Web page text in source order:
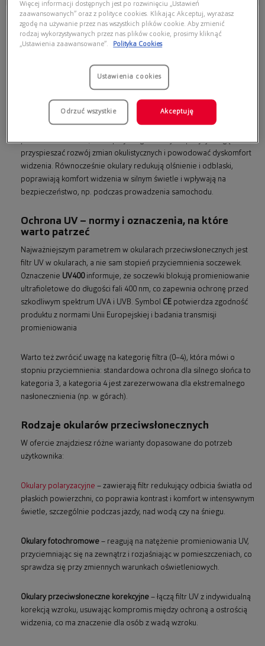
Okulary przeciwsłoneczne – jak
oczy i pasuje do Ciebie?
Okulary przeciwsłoneczneto nie tylko modny dodatek, ale przede
wszystkim skuteczna ochrona oczu przed promieniowaniem UV.
z odpowiednim filtremzabezpieczają delikatne struktury oka –
rogówkę, soczewkę i siatkówkę – przed szkodliwym działaniem
promieni UVA i UVB, które przy długotrwałej ekspozycji mogą
przyspieszać rozwój zmian okulistycznych i powodować dyskomfort
widzenia. Równocześnie okulary redukują olśnienie i odblaski,
poprawiają komfort widzenia w silnym świetle i wpływają na
bezpieczeństwo, np. podczas prowadzenia samochodu.
Ochrona UV – normy i oznaczenia, na które
warto patrzeć
Najważniejszym parametrem w okularach przeciwsłonecznych jest
filtr UV w okularach, a nie sam stopień przyciemnienia soczewek.
Oznaczenie UV400informuje, że soczewki blokują promieniowanie
ultrafioletowe do długości fali 400 nm, co zapewnia ochronę przed
szkodliwym spektrum UVA i UVB. Symbol CE potwierdza zgodność
produktu z normami Unii Europejskiej i badania transmisji
promieniowania
Warto też zwrócić uwagę na kategorię filtra (0–4), która mówi o
stopniu przyciemnienia: standardowa ochrona dla silnego słońca to
kategoria 3, a kategoria 4 jest zarezerwowana dla ekstremalnego
nasłonecznienia (np. w górach).
Rodzaje okularów przeciwsłonecznych
W ofercie znajdziesz różne warianty dopasowane do potrzeb
użytkownika:
Okulary polaryzacyjne – zawierają filtr redukujący odbicia światła od
płaskich powierzchni, co poprawia kontrast i komfort w intensywnym
świetle, szczególnie podczas jazdy, nad wodą czy na śniegu.
Okulary fotochromowe – reagują na natężenie promieniowania UV,
przyciemniając się na zewnątrz i rozjaśniając w pomieszczeniach, co
sprawdza się przy zmiennych warunkach oświetleniowych.
Okulary przeciwsłoneczne korekcyjne – łączą filtr UV z indywidualną
korekcją wzroku, usuwając kompromis między ochroną a ostrością
widzenia, co ma znaczenie dla osób z wadą wzroku.
Więcej informacji dostępnych jest po rozwinięciu „Ustawień
zaawansowanych” oraz z polityce cookies. Klikając Akceptuj, wyrażasz
zgodę na używanie przez nas wszystkich plików cookie. Aby zmienić
rodzaj wykorzystywanych przez nas plików cookie, prosimy kliknąć
„Ustawienia zaawansowane”.
Polityka Cookies
Ustawienia cookies
Odrzuć wszystkie Akceptuję